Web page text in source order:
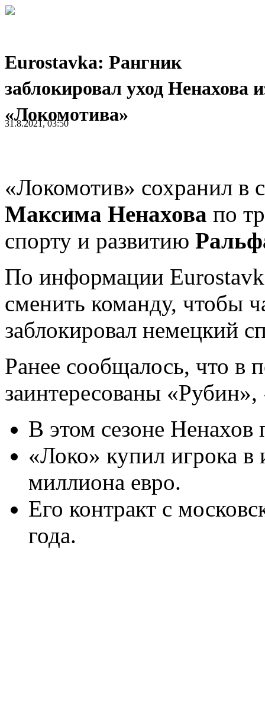
Eurostavka: Рангник
заблокировал уход Ненахова
«Локомотива»
31.8.2021, 03:50
«Локомотив» сохранил в
Максима Ненахова по
спорту и развитию
По информации
сменить команду, чтобы
заблокировал немецкий
Ранее сообщалось, что в
заинтересованы
В этом сезоне
«Локо» купил игрока
миллиона евро.
Его контракт с
года.